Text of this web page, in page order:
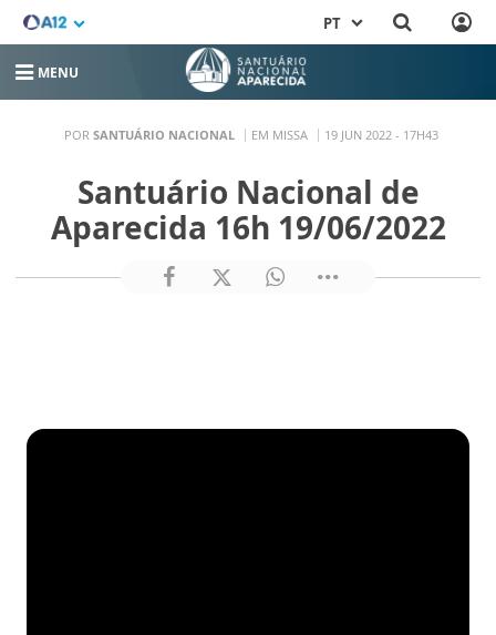
PT
MENU
POR SANTUÁRIO NACIONAL EM MISSA 19 JUN 2022 - 17H43
Santuário Nacional de
Aparecida 16h 19/06/2022